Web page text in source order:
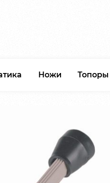
Ножи Топоры